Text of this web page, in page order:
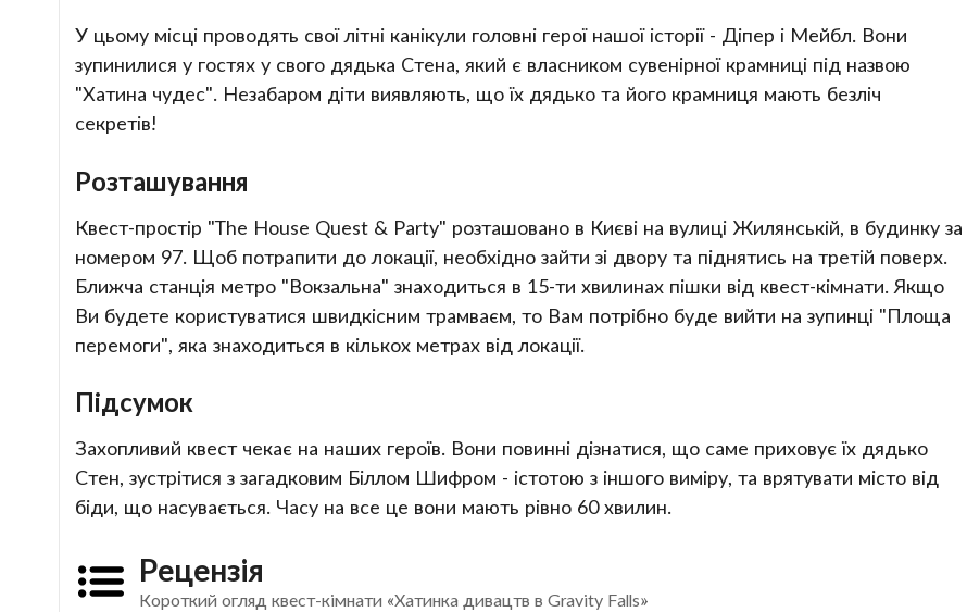
У цьому місці проводять свої літні канікули головні герої нашої історії - Діпер і Мейбл. Вони
зупинилися у гостях у свого дядька Стена, який є власником сувенірної крамниці під назвою
"Хатина чудес". Незабаром діти виявляють, що їх дядько та його крамниця мають безліч
секретів!
Розташування
Квест-простір "The House Quest & Party" розташовано в Києві на вулиці Жилянській, в будинку за
номером 97. Щоб потрапити до локації, необхідно зайти зі двору та піднятись на третій поверх.
Ближча станція метро "Вокзальна" знаходиться в 15-ти хвилинах пішки від квест-кімнати. Якщо
Ви будете користуватися швидкісним трамваєм, то Вам потрібно буде вийти на зупинці "Площа
перемоги", яка знаходиться в кількох метрах від локації.
Підсумок
Захопливий квест чекає на наших героїв. Вони повинні дізнатися, що саме приховує їх дядько
Стен, зустрітися з загадковим Біллом Шифром - істотою з іншого виміру, та врятувати місто від
біди, що насувається. Часу на все це вони мають рівно 60 хвилин.
Рецензія
Короткий огляд квест-кімнати «Хатинка дивацтв в Gravity Falls»